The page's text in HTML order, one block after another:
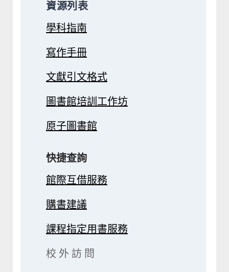
資源列表
學科指南
寫作手冊
文獻引文格式
圖書館培訓工作坊
原子圖書館
快捷查詢
館際互借服務
購書建議
課程指定用書服務
校 外 訪 問